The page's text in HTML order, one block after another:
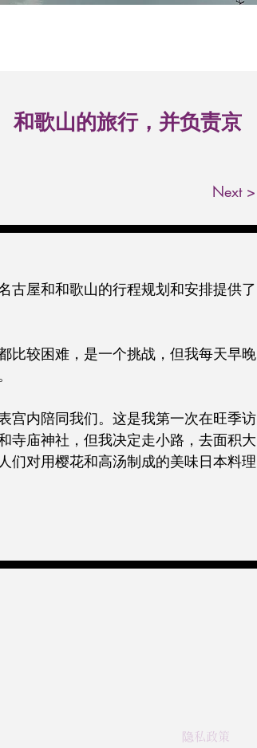
和歌山的旅行，并负责京
Next >
古屋和和歌山的行程规划和安排提供了
比较困难，是一个挑战，但我每天早晚
宫内陪同我们。这是我第一次在旺季访
寺庙神社，但我决定走小路，去面积大
们对用樱花和高汤制成的美味日本料理
隐私政策